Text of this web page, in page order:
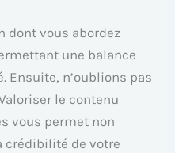
dont vous abordez
une balance
Ensuite, n’oublions pas
le contenu
vous permet non
crédibilité de votre